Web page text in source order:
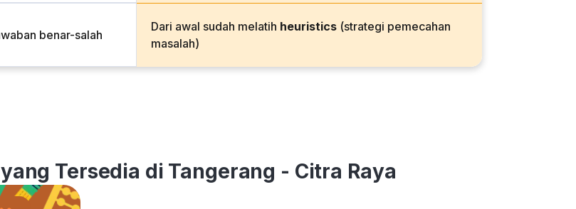
benar-salah
Dari awal sudah melatih heuristics (strategi pemecahan
masalah)
Tersedia di Tangerang - Citra Raya